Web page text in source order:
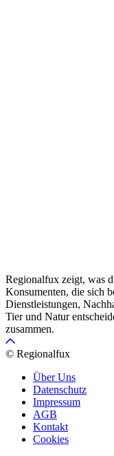
Regionalfux zeigt, was
Konsumenten, die sich
Dienstleistungen,
Tier und Natur
zusammen.
© Regionalfux
Über Uns
Datenschutz
Impressum
AGB
Kontakt
Cookies